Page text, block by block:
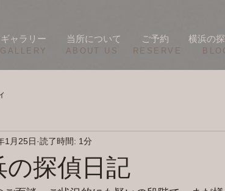
ギャラリー 当所について ご予約 横浜の
​GALLERY ​ABOUT US RESERVE
の探偵日記
1月25日 読了時間: 1分